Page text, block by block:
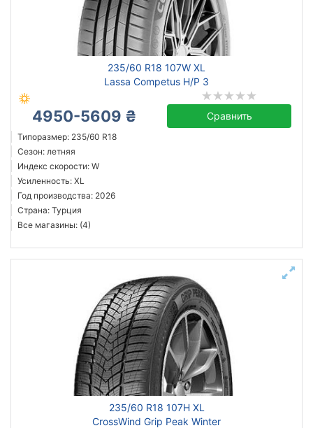
235/60 R18 107W XL
Lassa Competus H/P 3
4950-5609 ₴ Сравнить
Типоразмер: 235/60 R18
Сезон: летняя
Индекс скорости: W
Усиленность: XL
Год производства: 2026
Страна: Турция
Все магазины: (4)
235/60 R18 107H XL
CrossWind Grip Peak Winter